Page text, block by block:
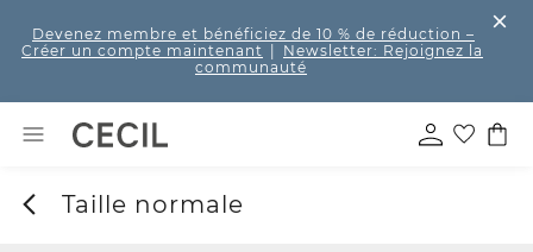
Devenez membre et bénéficiez de 10 % de réduction –
Créer un compte maintenant
Newsletter: Rejoignez la
communauté
Taille normale